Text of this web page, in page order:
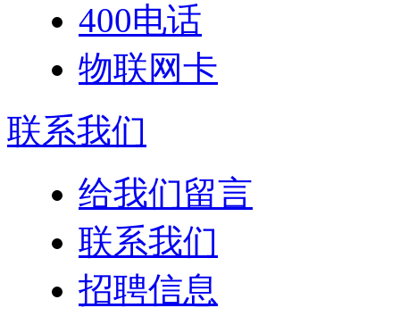
400电话
物联网卡
联系我们
给我们留言
联系我们
招聘信息